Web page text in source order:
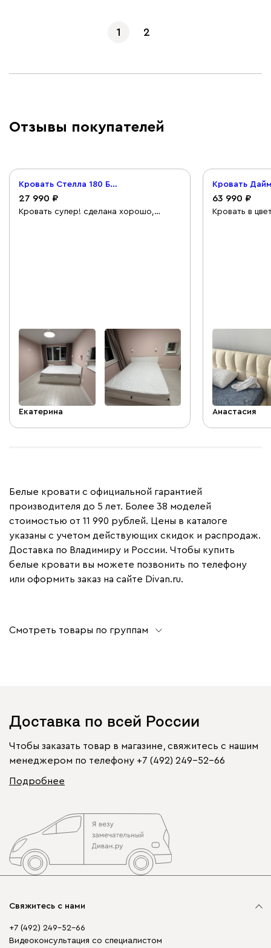
1 2
Отзывы покупателей
Кровать Стелла 180 Белый
27 990
Кровать супер! сделана хорошо,
Екатерина
63 990
Кровать в
на нее
нет
Анастасия
Белые кровати с официальной гарантией
производителя до 5 лет. Более 38 моделей
стоимостью от 11 990 рублей. Цены в каталоге
указаны с учетом действующих скидок и распродаж.
Доставка по Владимиру и России. Чтобы купить
белые кровати вы можете позвонить по телефону
или оформить заказ на сайте Divan.ru.
Смотреть товары по группам
Доставка по всей России
Чтобы заказать товар в магазине, свяжитесь с нашим
менеджером по телефону +7 (492) 249-52-66
Подробнее
Свяжитесь с нами
+7 (492) 249-52-66
Видеоконсультация со специалистом